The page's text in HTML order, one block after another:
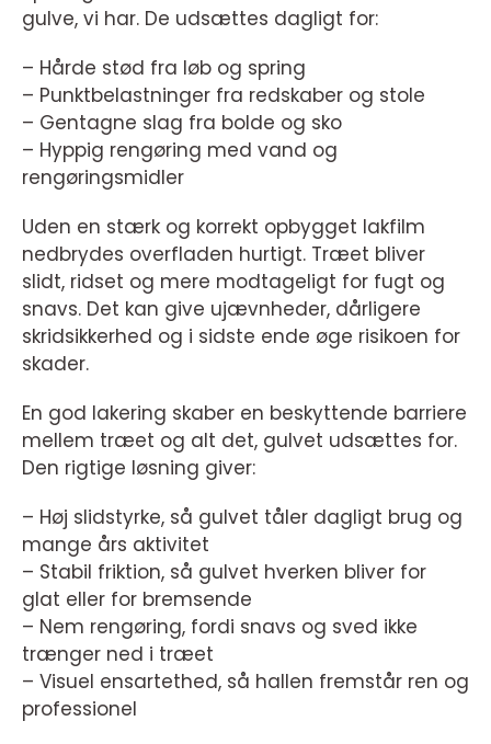
gulve, vi har. De udsættes dagligt for:
– Hårde stød fra løb og spring
– Punktbelastninger fra redskaber og stole
– Gentagne slag fra bolde og sko
– Hyppig rengøring med vand og
rengøringsmidler
Uden en stærk og korrekt opbygget lakfilm
nedbrydes overfladen hurtigt. Træet bliver
slidt, ridset og mere modtageligt for fugt og
snavs. Det kan give ujævnheder, dårligere
skridsikkerhed og i sidste ende øge risikoen for
skader.
En god lakering skaber en beskyttende barriere
mellem træet og alt det, gulvet udsættes for.
Den rigtige løsning giver:
– Høj slidstyrke, så gulvet tåler dagligt brug og
mange års aktivitet
– Stabil friktion, så gulvet hverken bliver for
glat eller for bremsende
– Nem rengøring, fordi snavs og sved ikke
trænger ned i træet
– Visuel ensartethed, så hallen fremstår ren og
professionel